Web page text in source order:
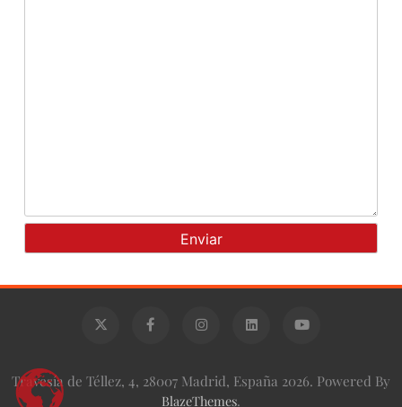
Travesía de Téllez, 4, 28007 Madrid, España 2026. Powered By
BlazeThemes.